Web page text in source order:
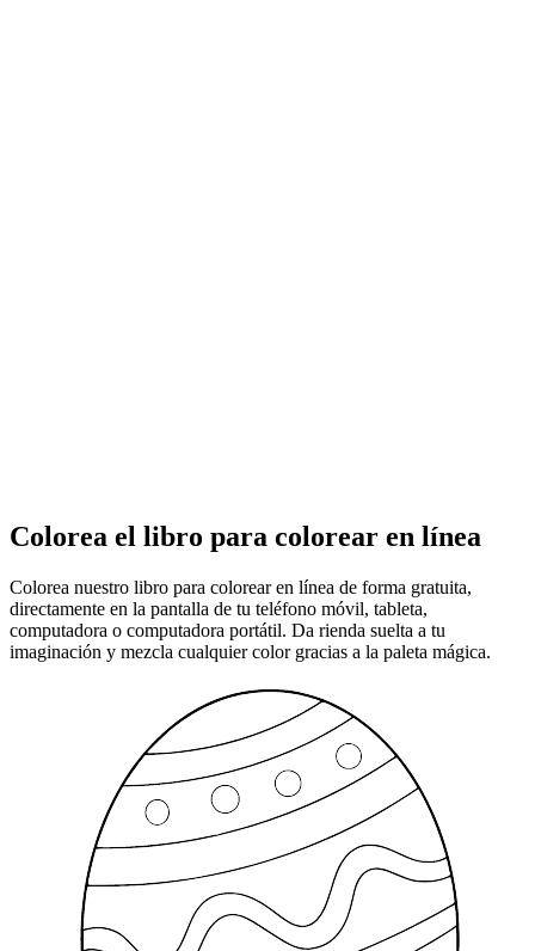
Colorea el libro para colorear en línea
Colorea nuestro libro para colorear en línea de forma gratuita,
directamente en la pantalla de tu teléfono móvil, tableta,
computadora o computadora portátil. Da rienda suelta a tu
imaginación y mezcla cualquier color gracias a la paleta mágica.